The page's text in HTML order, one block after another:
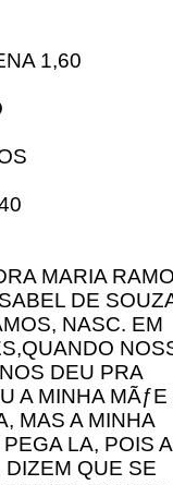
1,60
MARIA
DE
NASC. EM
DEU PRA
A MINHA MÃƒE
MAS A MINHA
LA, POIS A
DIZEM QUE SE